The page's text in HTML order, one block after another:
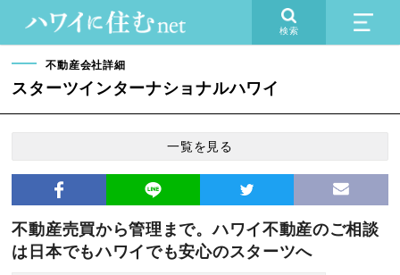
検索
不動産会社詳細
スターツインターナショナルハワイ
一覧を見る
不動産売買から管理まで。ハワイ不動産のご相談
は日本でもハワイでも安心のスターツへ